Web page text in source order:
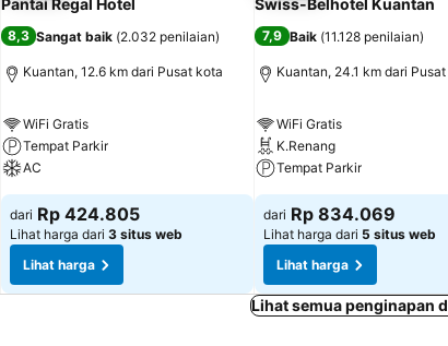
Pantai Regal Hotel
8,3 Sangat baik (2.032 penilaian)
Kuantan, 12.6 km dari Pusat kota
WiFi Gratis
Tempat Parkir
AC
dari Rp 424.805
Lihat harga dari 3 situs web
Lihat harga
Swiss-Belhotel Kuantan
7,9 Baik (11.128 penilaian)
Kuantan, 24.1 km dari
WiFi Gratis
K.Renang
Tempat Parkir
dari Rp 834.069
Lihat harga dari 5 situs web
Lihat harga
Lihat semua penginapan